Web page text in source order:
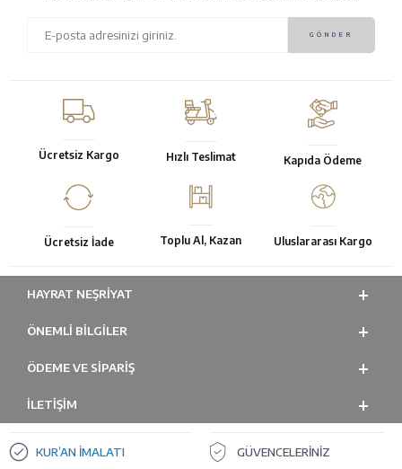
Ücretsiz Kargo Hızlı Teslimat Kapıda Ödeme
Ücretsiz İade Toplu Al, Kazan Uluslararası Kargo
HAYRAT NEŞRIYAT
ÖNEMLI BILGILER
ÖDEME VE SİPARİŞ
İLETİŞİM
KUR’AN İMALATI GÜVENCELERİNİZ